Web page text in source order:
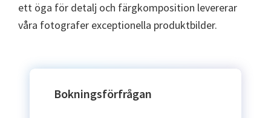
ett öga för detalj och färgkomposition levererar
våra fotografer exceptionella produktbilder.
Bokningsförfrågan